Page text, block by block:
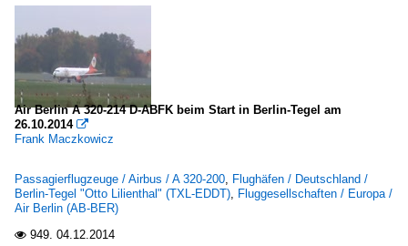
Air Berlin A 320-214 D-ABFK beim Start in Berlin-Tegel am
26.10.2014 
Frank Maczkowicz
Passagierflugzeuge / Airbus / A 320-200, Flughäfen / Deutschland /
Berlin-Tegel "Otto Lilienthal" (TXL-EDDT), Fluggesellschaften / Europa /
Air Berlin (AB-BER)
 949. 04.12.2014